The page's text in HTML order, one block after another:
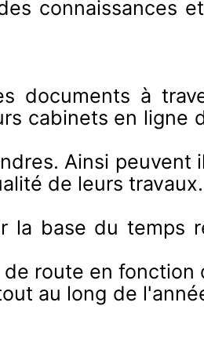
connaissances
documents à
cabinets en ligne
Ainsi peuvent
de leurs travaux.
la base du temps
route en fonction
au long de